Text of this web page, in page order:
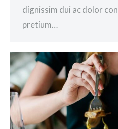
dignissim dui ac dolor
pretium…